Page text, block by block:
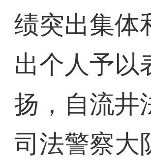
绩突出集体
出个人予以
扬，自流井
司法警察大